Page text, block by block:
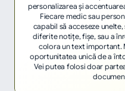
personalizarea şi
Fiecare medic sau
capabil să acceseze
diferite notiţe, fişe, sau a
colora un text important.
oportunitatea unică de a
Vei putea folosi doar